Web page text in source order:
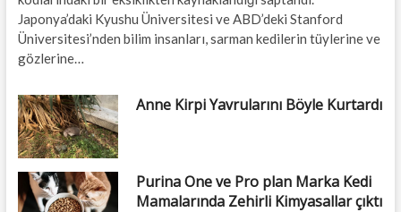
Japonya’daki Kyushu Üniversitesi ve ABD’deki Stanford
Üniversitesi’nden bilim insanları, sarman kedilerin tüylerine ve
gözlerine…
Anne Kirpi Yavrularını Böyle Kurtardı
Purina One ve Pro plan Marka Kedi
Mamalarında Zehirli Kimyasallar çıktı